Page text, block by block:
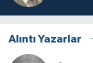
Alıntı Yazarlar